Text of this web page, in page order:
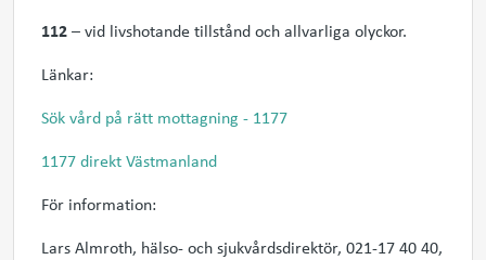
112– vid livshotande tillstånd och allvarliga olyckor.
Länkar:
Sök vård på rätt mottagning - 1177
1177 direkt Västmanland
För information:
Lars Almroth, hälso- och sjukvårdsdirektör, 021-17 40 40,